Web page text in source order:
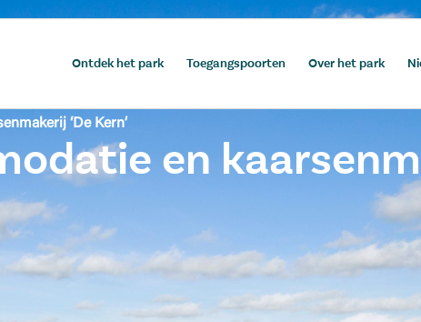
Ontdek het park Toegangspoorten Over het park
‘De Kern’
en